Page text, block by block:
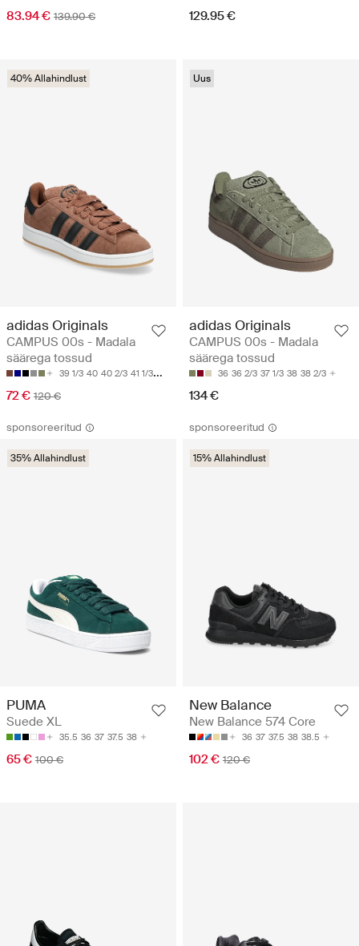
83.94 € 139.90 € 129.95 €
40% Allahindlust
adidas Originals
CAMPUS 00s - Madala
säärega tossud
39 1/3 40 40 2/3 41 1/3 42
72 € 120 €
Uus
adidas Originals
CAMPUS 00s - Madala
säärega tossud
36 36 2/3 37 1/3 38 38 2/3
134 €
sponsoreeritud
35% Allahindlust
PUMA
Suede XL
35.5 36 37 37.5 38
65 € 100 €
sponsoreeritud
15% Allahindlust
New Balance
New Balance 574 Core
36 37 37.5 38 38.5
102 € 120 €